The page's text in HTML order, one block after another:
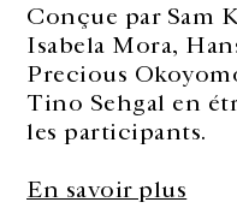
Conçue par Sam
Isabela Mora,
Precious
Tino Sehgal en
les participants.
En savoir plus